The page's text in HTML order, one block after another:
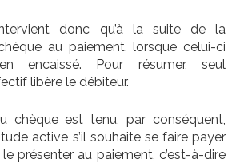
donc qu’à la suite de la
au paiement, lorsque celui-ci
encaissé. Pour résumer, seul
libère le débiteur.
chèque est tenu, par conséquent,
active s’il souhaite se faire payer
présenter au paiement, c’est-à-dire